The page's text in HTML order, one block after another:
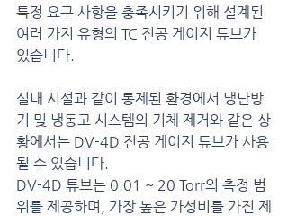
특정 요구 사항을 충족시키기 위해 설계된
여러 가지 유형의 TC 진공 게이지 튜브가
있습니다.
실내 시설과 같이 통제된 환경에서 냉난방
기 및 냉동고 시스템의 기체 제거와 같은 상
황에서는 DV-4D 진공 게이지 튜브가 사용
될 수 있습니다.
DV-4D 튜브는 0.01 ~ 20 Torr의 측정 범
위를 제공하며, 가장 높은 가성비를 가진 제